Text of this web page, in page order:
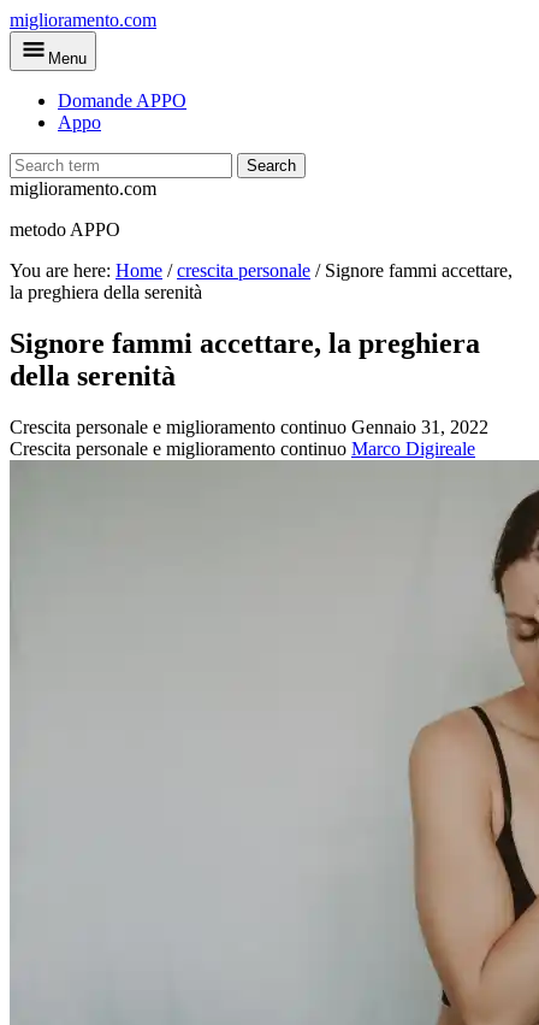
Skip
to
main
miglioramento.com
Menu
Domande APPO
Appo
Search
miglioramento.com
metodo APPO
You are here: Home /crescita personale / Signore fammi accettare,
la preghiera della serenità
Signore fammi accettare, la preghiera
della serenità
Crescita personale e miglioramento continuo Gennaio 31, 2022
Crescita personale e miglioramento continuo Marco Digireale